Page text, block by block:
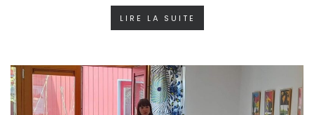
LIRE LA SUITE